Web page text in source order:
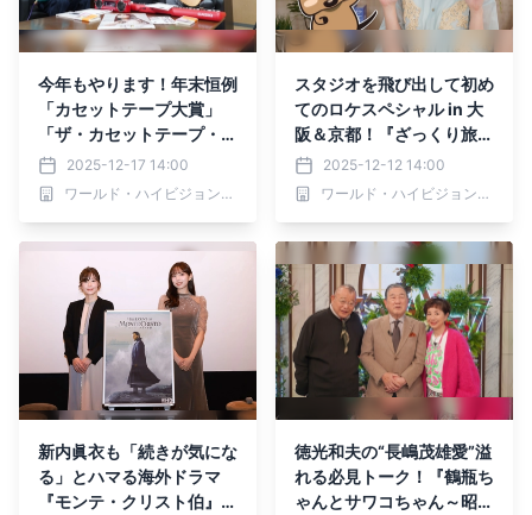
今年もやります！年末恒例
「カセットテープ大賞」
「ザ・カセットテープ・ミ
ュージック」12月21日
（日）よる7時～ BS12 ト
ゥエルビで全国無料放送
2025-12-17 14:00
ワールド・ハイビジョン・チャンネル株式会社
スタジオを飛び出して初め
てのロケスペシャル in 大
阪＆京都！『ざっくり旅グ
ルメ』12月14日（日）、2
1日（日）夕方6時～ BS12
トゥエルビで放送
2025-12-12 14:00
ワールド・ハイビジョン・チャンネル株式会社
新内眞衣も「続きが気にな
る」とハマる海外ドラマ
『モンテ・クリスト伯』B
徳光和夫の“長嶋茂雄愛”溢
れる必見トーク！『鶴瓶ち
ゃんとサワコちゃん～昭和